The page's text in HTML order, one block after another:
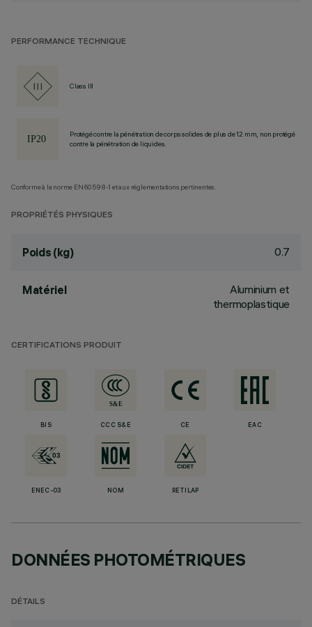
PERFORMANCE TECHNIQUE
Class III
Protégé contre la pénétration de corps solides de plus de 12 mm, non protégé
contre la pénétration de liquides.
Conforme à la norme EN60598-1 et aux réglementations pertinentes.
PROPRIÉTÉS PHYSIQUES
Poids (kg) 0.7
Matériel
Aluminium et
thermoplastique
CERTIFICATIONS PRODUIT
BIS CCC S&E CE EAC
ENEC-03 NOM RETILAP
DONNÉES PHOTOMÉTRIQUES
DÉTAILS